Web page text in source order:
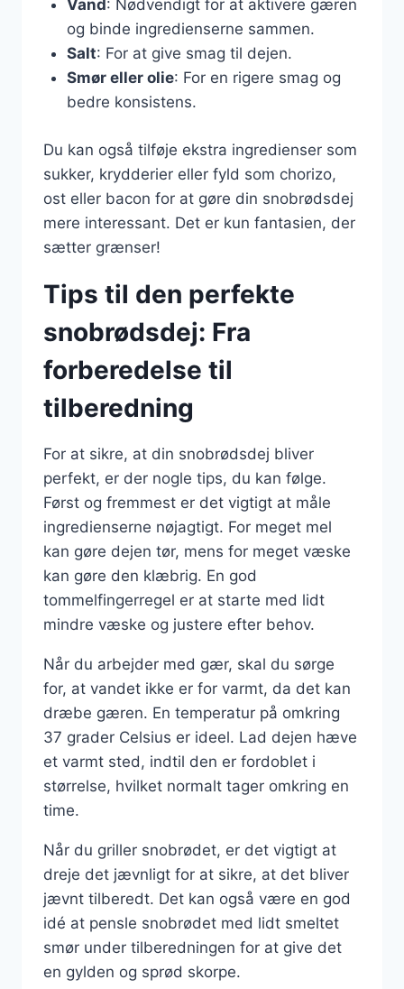
Vand : Nødvendigt for at aktivere gæren
og binde ingredienserne sammen.
Salt: For at give smag til dejen.
Smør eller olie: For en rigere smag og
bedre konsistens.
Du kan også tilføje ekstra ingredienser som
sukker, krydderier eller fyld som chorizo,
ost eller bacon for at gøre din snobrødsdej
mere interessant. Det er kun fantasien, der
sætter grænser!
Tips til den perfekte
snobrødsdej: Fra
forberedelse til
tilberedning
For at sikre, at din snobrødsdej bliver
perfekt, er der nogle tips, du kan følge.
Først og fremmest er det vigtigt at måle
ingredienserne nøjagtigt. For meget mel
kan gøre dejen tør, mens for meget væske
kan gøre den klæbrig. En god
tommelfingerregel er at starte med lidt
mindre væske og justere efter behov.
Når du arbejder med gær, skal du sørge
for, at vandet ikke er for varmt, da det kan
dræbe gæren. En temperatur på omkring
37 grader Celsius er ideel. Lad dejen hæve
et varmt sted, indtil den er fordoblet i
størrelse, hvilket normalt tager omkring en
time.
Når du griller snobrødet, er det vigtigt at
dreje det jævnligt for at sikre, at det bliver
jævnt tilberedt. Det kan også være en god
idé at pensle snobrødet med lidt smeltet
smør under tilberedningen for at give det
en gylden og sprød skorpe.